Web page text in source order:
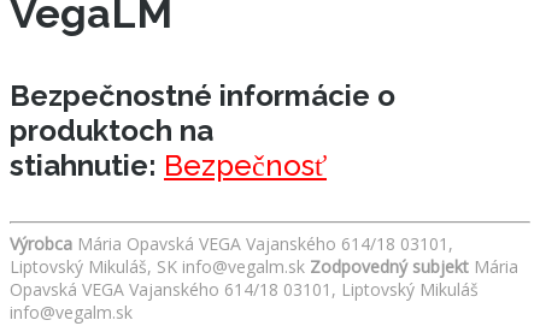
VegaLM
Bezpečnostné informácie o
produktoch na
stiahnutie: Bezpečnosť
Výrobca Mária Opavská VEGA Vajanského 614/18 03101,
Liptovský Mikuláš, SK info@vegalm.sk Zodpovedný subjekt Mária
Opavská VEGA Vajanského 614/18 03101, Liptovský Mikuláš
info@vegalm.sk